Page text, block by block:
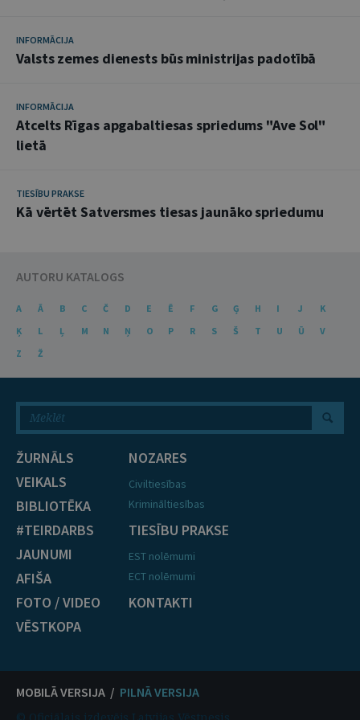
INFORMĀCIJA
Valsts zemes dienests būs ministrijas padotībā
INFORMĀCIJA
Atcelts Rīgas apgabaltiesas spriedums "Ave Sol"
lietā
TIESĪBU PRAKSE
Kā vērtēt Satversmes tiesas jaunāko spriedumu
AUTORU KATALOGS
A Ā B C Č D E Ē F G Ģ H I J
K
Ķ
L Ļ M N Ņ O P R S Š T U Ū
V
Z
Ž
ŽURNĀLS
VEIKALS
BIBLIOTĒKA
#TEIRDARBS
JAUNUMI
AFIŠA
FOTO / VIDEO
VĒSTKOPA
NOZARES
Civiltiesības
Krimināltiesības
TIESĪBU PRAKSE
EST nolēmumi
ECT nolēmumi
KONTAKTI
MOBILĀ VERSIJA / PILNĀ VERSIJA